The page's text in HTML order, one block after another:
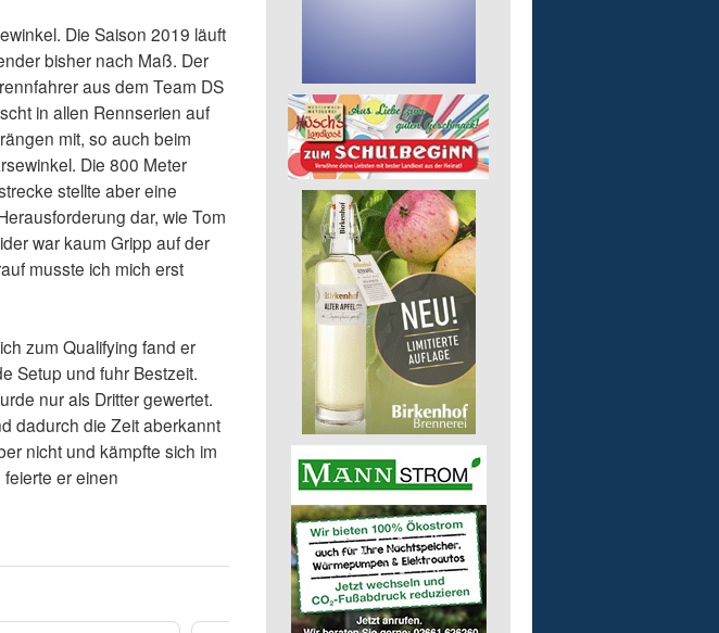
Die Saison 2019 läuft
bisher nach Maß. Der
aus dem Team DS
in allen Rennserien auf
mit, so auch beim
Die 800 Meter
stellte aber eine
dar, wie Tom
war kaum Gripp auf der
musste ich mich erst
zum Qualifying fand er
Setup und fuhr Bestzeit.
nur als Dritter gewertet.
dadurch die Zeit aberkannt
nicht und kämpfte sich im
er einen